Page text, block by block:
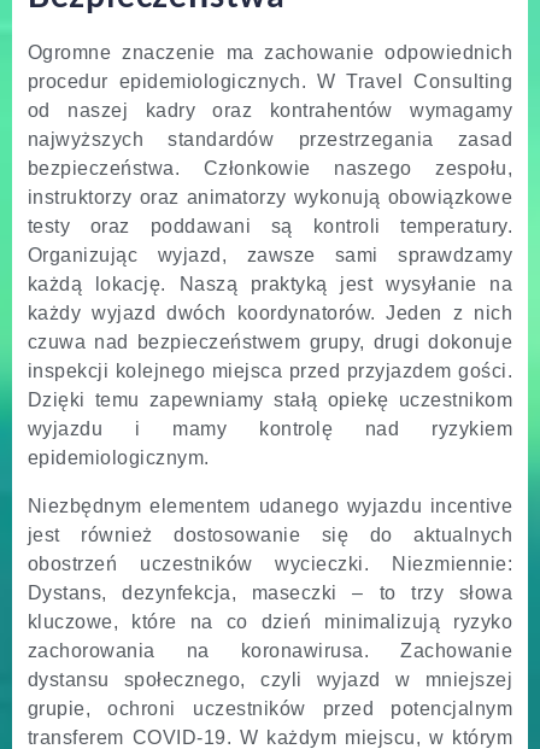
Ogromne znaczenie ma zachowanie odpowiednich
procedur epidemiologicznych. W Travel Consulting
od naszej kadry oraz kontrahentów wymagamy
najwyższych standardów przestrzegania zasad
bezpieczeństwa. Członkowie naszego zespołu,
instruktorzy oraz animatorzy wykonują obowiązkowe
testy oraz poddawani są kontroli temperatury.
Organizując wyjazd, zawsze sami sprawdzamy
każdą lokację. Naszą praktyką jest wysyłanie na
każdy wyjazd dwóch koordynatorów. Jeden z nich
czuwa nad bezpieczeństwem grupy, drugi dokonuje
inspekcji kolejnego miejsca przed przyjazdem gości.
Dzięki temu zapewniamy stałą opiekę uczestnikom
wyjazdu i mamy kontrolę nad ryzykiem
epidemiologicznym.
Niezbędnym elementem udanego wyjazdu incentive
jest również dostosowanie się do aktualnych
obostrzeń uczestników wycieczki. Niezmiennie:
Dystans, dezynfekcja, maseczki – to trzy słowa
kluczowe, które na co dzień minimalizują ryzyko
zachorowania na koronawirusa. Zachowanie
dystansu społecznego, czyli wyjazd w mniejszej
grupie, ochroni uczestników przed potencjalnym
transferem COVID-19. W każdym miejscu, w którym